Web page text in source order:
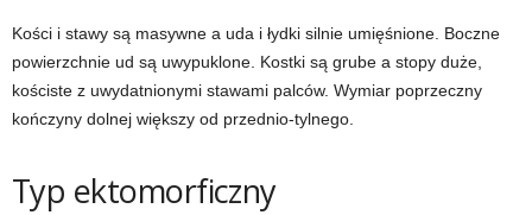
Kości i stawy są masywne a uda i łydki silnie umięśnione. Boczne
powierzchnie ud są uwypuklone. Kostki są grube a stopy duże,
kościste z uwydatnionymi stawami palców. Wymiar poprzeczny
kończyny dolnej większy od przednio-tylnego.
Typ ektomorficzny